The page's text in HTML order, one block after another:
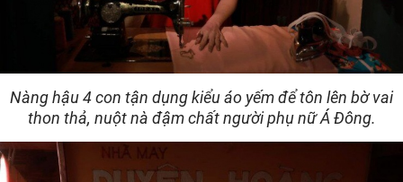
Nàng hậu 4 con tận dụng kiểu áo yếm để tôn lên bờ vai
thon thả, nuột nà đậm chất người phụ nữ Á Đông.